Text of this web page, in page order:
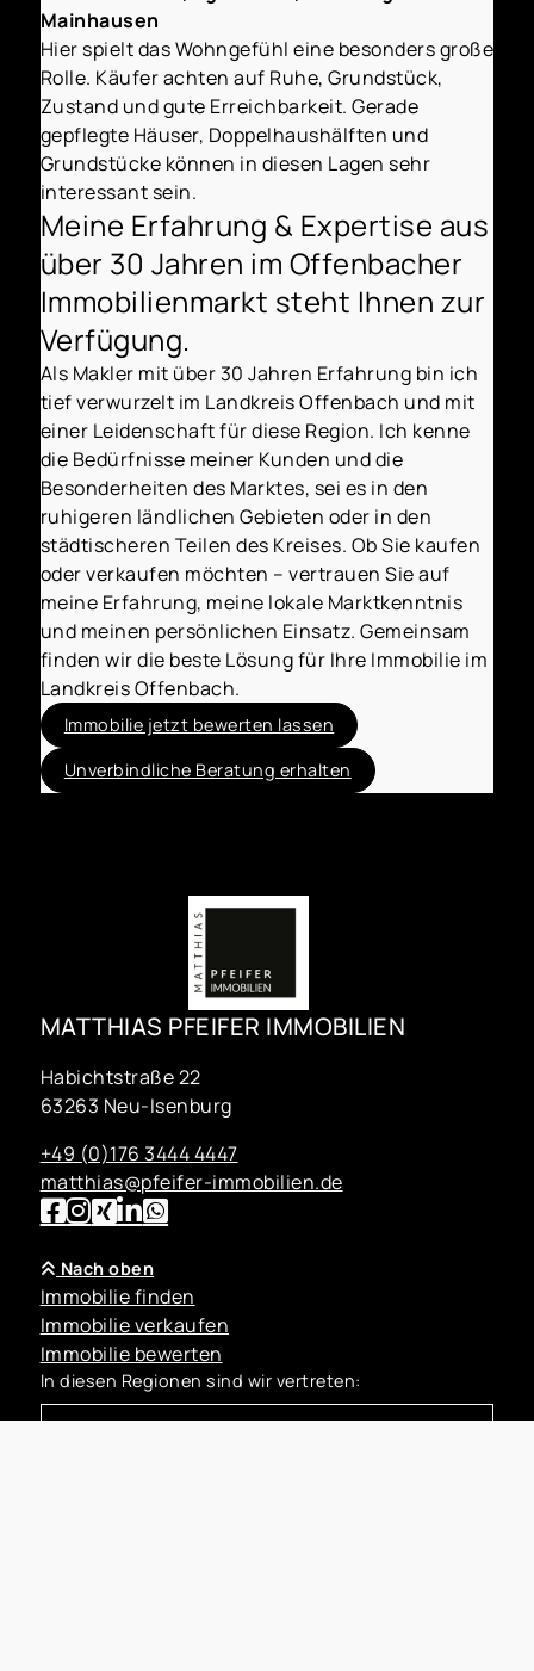
Mainhausen
Hier spielt das Wohngefühl eine besonders große
Rolle. Käufer achten auf Ruhe, Grundstück,
Zustand und gute Erreichbarkeit. Gerade
gepflegte Häuser, Doppelhaushälften und
Grundstücke können in diesen Lagen sehr
interessant sein.
Meine Erfahrung & Expertise aus
über 30 Jahren im Offenbacher
Immobilienmarkt steht Ihnen zur
Verfügung.
Als Makler mit über 30 Jahren Erfahrung bin ich
tief verwurzelt im Landkreis Offenbach und mit
einer Leidenschaft für diese Region. Ich kenne
die Bedürfnisse meiner Kunden und die
Besonderheiten des Marktes, sei es in den
ruhigeren ländlichen Gebieten oder in den
städtischeren Teilen des Kreises. Ob Sie kaufen
oder verkaufen möchten – vertrauen Sie auf
meine Erfahrung, meine lokale Marktkenntnis
und meinen persönlichen Einsatz. Gemeinsam
finden wir die beste Lösung für Ihre Immobilie im
Landkreis Offenbach.
Immobilie jetzt bewerten lassen
Unverbindliche Beratung erhalten
MATTHIAS PFEIFER IMMOBILIEN
Habichtstraße 22
63263 Neu-Isenburg
+49 (0)176 3444 4447
matthias@pfeifer-immobilien.de
In diesen Regionen sind wir vertreten:
Nach oben
Immobilie finden
Immobilie verkaufen
Immobilie bewerten